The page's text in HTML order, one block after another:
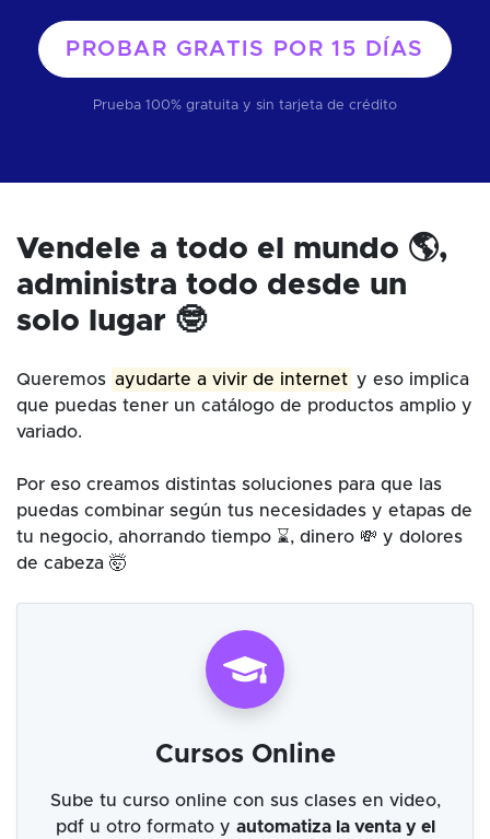
PROBAR GRATIS POR15 DÍAS
Prueba 100% gratuita y sin tarjeta de crédito
Vendele a todo el mundo 🌎,
administra todo desde un
solo lugar 🤓
Queremos ayudarte a vivir de internet y eso implica
que puedas tener un catálogo de productos amplio y
variado.
Por eso creamos distintas soluciones para que las
puedas combinar según tus necesidades y etapas de
tu negocio, ahorrando tiempo ⌛, dinero 💸 y dolores
de cabeza 🤯
Cursos Online
Sube tu curso online con sus clases en video,
pdf u otro formato y automatiza la venta y el